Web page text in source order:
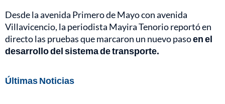
Desde la avenida Primero de Mayo con avenida
Villavicencio, la periodista Mayira Tenorio reportó en
directo las pruebas que marcaron un nuevo pasoen el
desarrollo del sistema de transporte.
Últimas Noticias